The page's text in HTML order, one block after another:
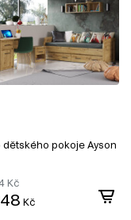
dětského pokoje Ayson
Kč
Kč